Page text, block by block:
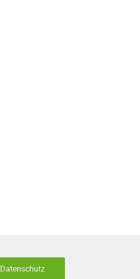
Datenschutz